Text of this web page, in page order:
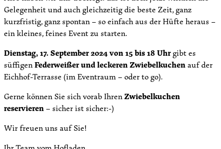
Gelegenheit und auch gleichzeitig die beste Zeit, ganz
kurzfristig, ganz spontan – so einfach aus der Hüfte heraus –
ein kleines, feines Event zu starten.
Dienstag, 17. September 2024 von 15 bis 18 Uhrgibt es
süffigenFederweißer und leckeren Zwiebelkuchenauf der
Eichhof-Terrasse (im Eventraum – oder to go).
Gerne können Sie sich vorab IhrenZwiebelkuchen
reservieren– sicher ist sicher:-)
Wir freuen uns auf Sie!